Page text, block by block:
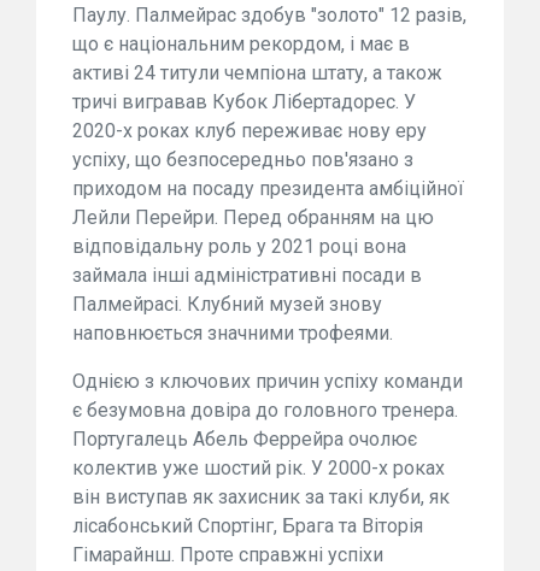
Паулу. Палмейрас здобув "золото" 12 разів,
що є національним рекордом, і має в
активі 24 титули чемпіона штату, а також
тричі вигравав Кубок Лібертадорес. У
2020-х роках клуб переживає нову еру
успіху, що безпосередньо пов'язано з
приходом на посаду президента амбіційної
Лейли Перейри. Перед обранням на цю
відповідальну роль у 2021 році вона
займала інші адміністративні посади в
Палмейрасі. Клубний музей знову
наповнюється значними трофеями.
Однією з ключових причин успіху команди
є безумовна довіра до головного тренера.
Португалець Абель Феррейра очолює
колектив уже шостий рік. У 2000-х роках
він виступав як захисник за такі клуби, як
лісабонський Спортінг, Брага та Віторія
Гімарайнш. Проте справжні успіхи